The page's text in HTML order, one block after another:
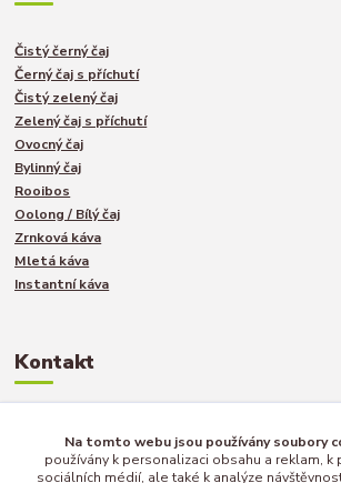
Čistý černý čaj
Černý čaj s příchutí
Čistý zelený čaj
Zelený čaj s příchutí
Ovocný čaj
Bylinný čaj
Rooibos
Oolong / Bílý čaj
Zrnková káva
Mletá káva
Instantní káva
Kontakt
Jakub Turek
+420 735 040 893
Na tomto webu jsou používány soubory
používány k personalizaci obsahu a reklam, k
sociálních médií, ale také k analýze